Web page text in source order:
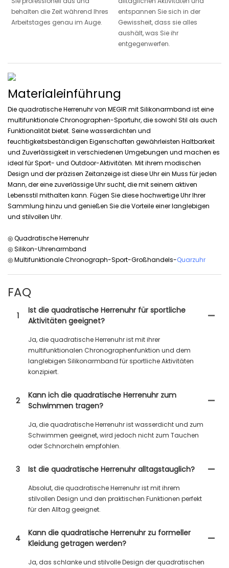
behalten die Zeit während Ihres
Arbeitstages genau im Auge.
entspannen Sie sich in der
Gewissheit, dass sie alles
aushält, was Sie ihr
entgegenwerfen.
Materialeinführung
Die quadratische Herrenuhr von MEGIR mit Silikonarmband ist eine
multifunktionale Chronographen-Sportuhr, die sowohl Stil als auch
Funktionalität bietet. Seine wasserdichten und
feuchtigkeitsbeständigen Eigenschaften gewährleisten Haltbarkeit
und Zuverlässigkeit in verschiedenen Umgebungen und machen es
ideal für Sport- und Outdoor-Aktivitäten. Mit ihrem modischen
Design und der präzisen Zeitanzeige ist diese Uhr ein Muss für jeden
Mann, der eine zuverlässige Uhr sucht, die mit seinem aktiven
Lebensstil mithalten kann. Fügen Sie diese hochwertige Uhr Ihrer
Sammlung hinzu und genießen Sie die Vorteile einer langlebigen
und stilvollen Uhr.
◎ Quadratische Herrenuhr
◎ Silikon-Uhrenarmband
◎ Multifunktionale Chronograph-Sport-Großhandels-Quarzuhr
FAQ
1
Ist die quadratische Herrenuhr für sportliche
Aktivitäten geeignet?
Ja, die quadratische Herrenuhr ist mit ihrer
multifunktionalen Chronographenfunktion und dem
langlebigen Silikonarmband für sportliche Aktivitäten
konzipiert.
2
Kann ich die quadratische Herrenuhr zum
Schwimmen tragen?
Ja, die quadratische Herrenuhr ist wasserdicht und zum
Schwimmen geeignet, wird jedoch nicht zum Tauchen
oder Schnorcheln empfohlen.
3 Ist die quadratische Herrenuhr alltagstauglich?
Absolut, die quadratische Herrenuhr ist mit ihrem
stilvollen Design und den praktischen Funktionen perfekt
für den Alltag geeignet.
4
Kann die quadratische Herrenuhr zu formeller
Kleidung getragen werden?
Ja, das schlanke und stilvolle Design der quadratischen